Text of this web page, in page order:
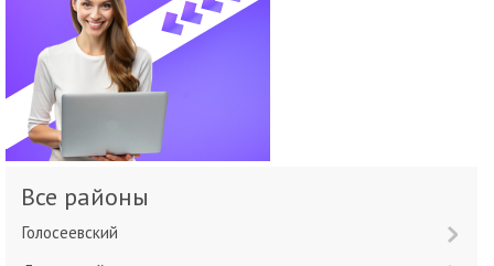
Все районы
Голосеевский